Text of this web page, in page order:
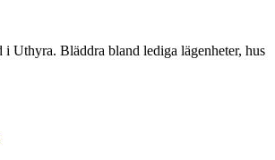
i Uthyra. Bläddra bland lediga lägenheter, hus